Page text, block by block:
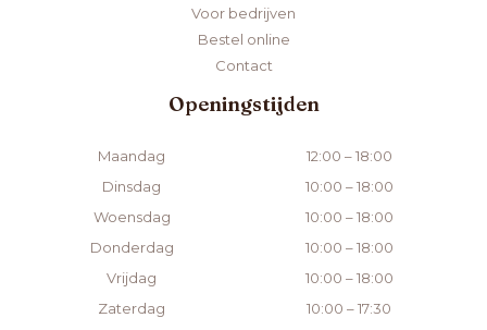
Voor bedrijven
Bestel online
Contact
Openingstijden
Maandag
12:00 – 18:00
Dinsdag
10:00 – 18:00
Woensdag
10:00 – 18:00
Donderdag
10:00 – 18:00
Vrijdag
10:00 – 18:00
Zaterdag
10:00 – 17:30